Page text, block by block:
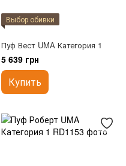
Выбор обивки
Пуф Вест UMA Категория 1
5 639 грн
Купить